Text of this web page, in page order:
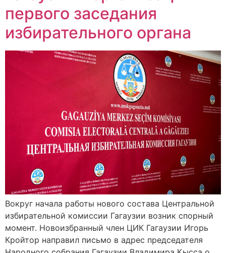
первого заседания
избирательного органа
Вокруг начала работы нового состава Центральной
избирательной комиссии Гагаузии возник спорный
момент. Новоизбранный член ЦИК Гагаузии Игорь
Кройтор направил письмо в адрес председателя